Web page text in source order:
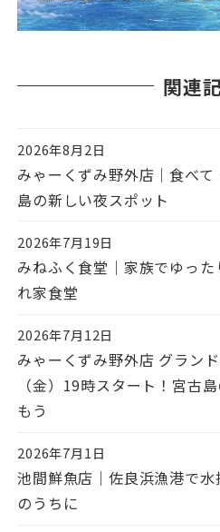
関連
投稿日
2026年8月2日
みゃーくずみ野外店｜食べ
島の新しい夜スポット
投稿日
2026年7月19日
みねふく食堂｜家族でゆっ
れ家食堂
投稿日
2026年7月12日
みゃーくずみ野外店 グラン
（金）19時スタート！宮古
もう
投稿日
2026年7月1日
池間鮮魚店｜佐良浜漁港で
のうちに